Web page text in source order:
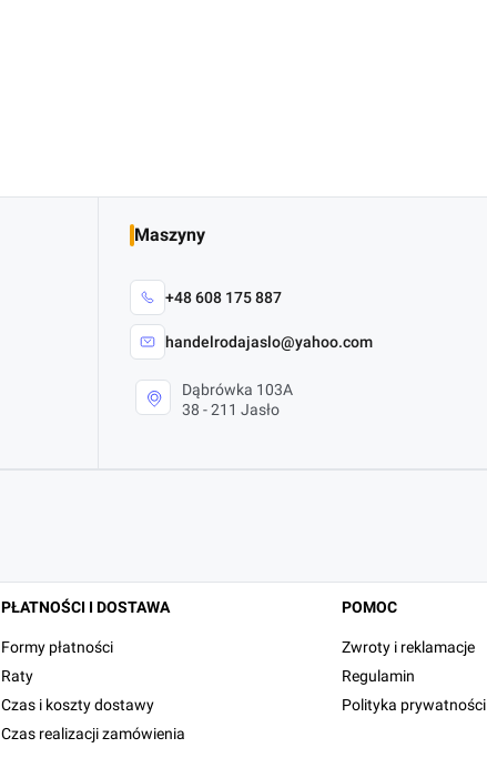
Maszyny
+48 608 175 887
handelrodajaslo@yahoo.com
Dąbrówka 103A
38 - 211 Jasło
PŁATNOŚCI I DOSTAWA
Formy płatności
Raty
Czas i koszty dostawy
Czas realizacji zamówienia
POMOC
Zwroty i reklamacje
Regulamin
Polityka prywatności